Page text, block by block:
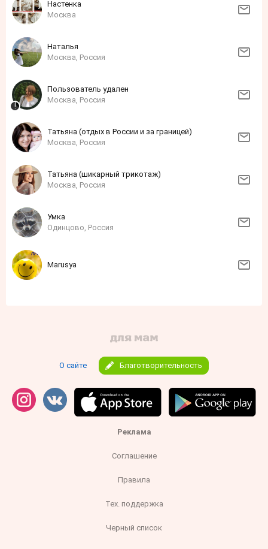
Настенка
Москва
Наталья
Москва, Россия
Пользователь удален
Москва, Россия
Татьяна (отдых в России и за границей)
Москва, Россия
Татьяна (шикарный трикотаж)
Москва, Россия
Умка
Одинцово, Россия
Marusya
О сайте Благотворительность
Реклама
Соглашение
Правила
Тех. поддержка
Черный список